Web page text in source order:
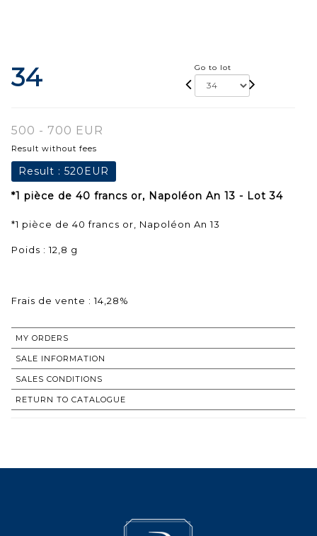
34 Go to lot
500 - 700 EUR
Result without fees
Result : 520EUR
*1 pièce de 40 francs or, Napoléon An 13 - Lot 34
*1 pièce de 40 francs or, Napoléon An 13
Poids : 12,8 g
Frais de vente : 14,28%
MY ORDERS
SALE INFORMATION
SALES CONDITIONS
RETURN TO CATALOGUE